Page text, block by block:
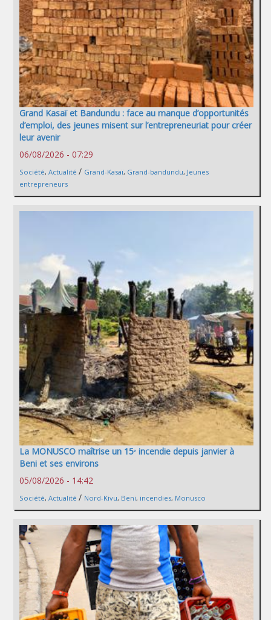
Grand Kasaï et Bandundu : face au manque d’opportunités
d’emploi, des jeunes misent sur l’entrepreneuriat pour créer
leur avenir
06/08/2026 - 07:29
Société, Actualité / Grand-Kasaï, Grand-bandundu, Jeunes
entrepreneurs
La MONUSCO maîtrise un 15ᵉ incendie depuis janvier à
Beni et ses environs
05/08/2026 - 14:42
Société, Actualité / Nord-Kivu, Beni, incendies, Monusco